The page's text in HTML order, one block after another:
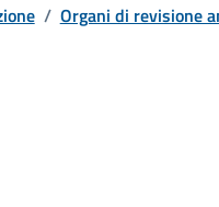
/ Organi di revisione